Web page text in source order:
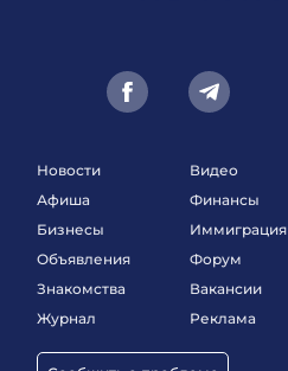
Новости
Афиша
Бизнесы
Объявления
Знакомства
Журнал
Видео
Финансы
Иммиграция
Форум
Вакансии
Реклама